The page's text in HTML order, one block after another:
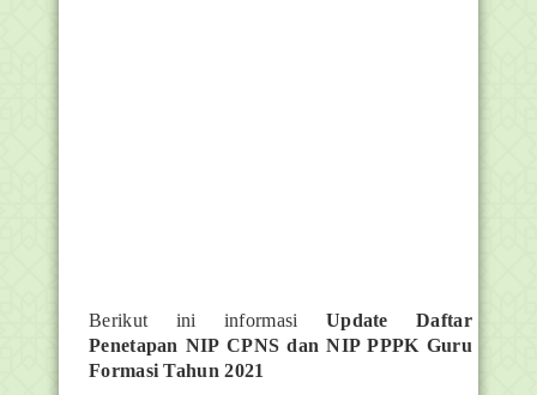
Berikut ini informasi Update Daftar
Penetapan NIP CPNS dan NIP PPPK Guru
Formasi Tahun 2021